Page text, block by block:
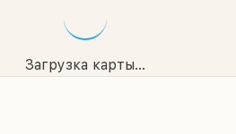
Загрузка карты...